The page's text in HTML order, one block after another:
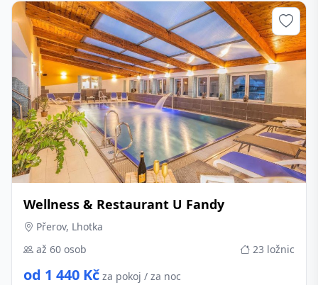
Wellness & Restaurant U Fandy
Přerov, Lhotka
až 60 osob
23 ložnic
od 1 440 Kč za pokoj / za noc